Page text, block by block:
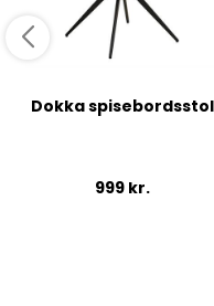
Dokka spisebordsstol
999 kr.